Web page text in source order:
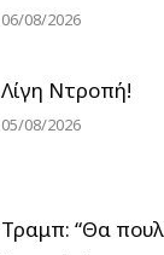
06/08/2026
Λίγη Ντροπή!
05/08/2026
Τραμπ: “Θα